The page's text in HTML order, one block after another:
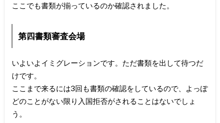
ここでも書類が揃っているのか確認されました。
第四書類審査会場
いよいよイミグレーションです。ただ書類を出して待つだ
けです。
ここまで来るには3回も書類の確認をしているので、よっぽ
どのことがない限り入国拒否がされることはないでしょ
う。